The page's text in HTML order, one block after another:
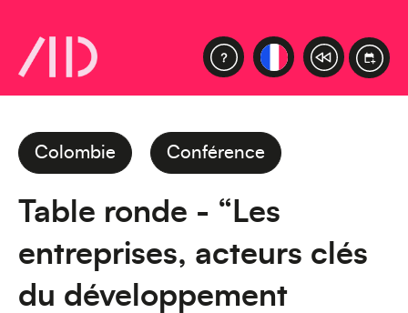
Colombie Conférence
Table ronde - “Les
entreprises, acteurs clés
du développement